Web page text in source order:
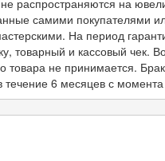
не распространяются на
самими покупателями
На период
товарный и кассовый чек.
товара не принимается.
течение 6 месяцев с